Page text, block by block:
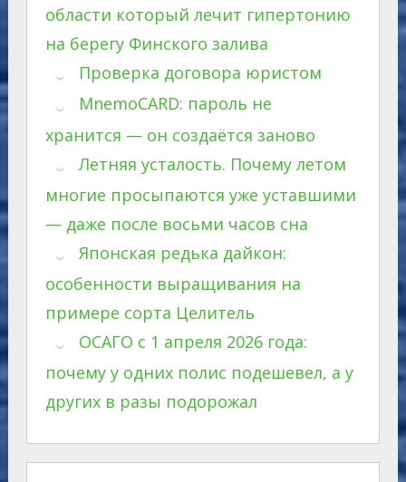
области который лечит гипертонию
на берегу Финского залива
Проверка договора юристом
MnemoCARD: пароль не
хранится — он создаётся заново
Летняя усталость. Почему летом
многие просыпаются уже уставшими
— даже после восьми часов сна
Японская редька дайкон:
особенности выращивания на
примере сорта Целитель
ОСАГО с 1 апреля 2026 года:
почему у одних полис подешевел, а у
других в разы подорожал